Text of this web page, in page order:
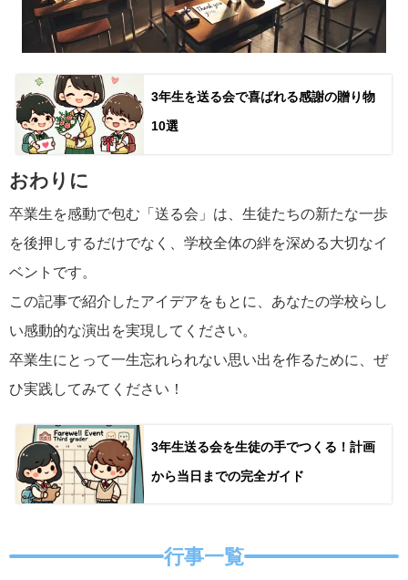
3年生を送る会で喜ばれる感謝の贈り物
10選
おわりに
卒業生を感動で包む「送る会」は、生徒たちの新たな一歩
を後押しするだけでなく、学校全体の絆を深める大切なイ
ベントです。
この記事で紹介したアイデアをもとに、あなたの学校らし
い感動的な演出を実現してください。
卒業生にとって一生忘れられない思い出を作るために、ぜ
ひ実践してみてください！
3年生送る会を生徒の手でつくる！計画
から当日までの完全ガイド
行事一覧